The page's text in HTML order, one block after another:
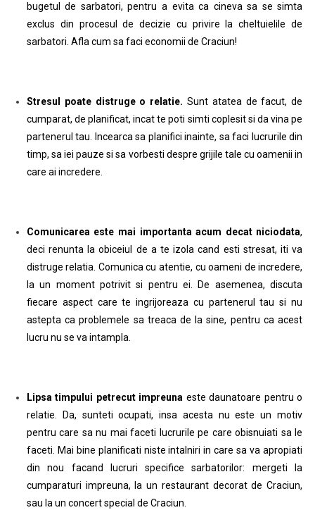
bugetul de sarbatori, pentru a evita ca cineva sa se simta
exclus din procesul de decizie cu privire la cheltuielile de
sarbatori. Afla cum sa faci economii de Craciun!
Stresul poate distruge o relatie. Sunt atatea de facut, de
cumparat, de planificat, incat te poti simti coplesit si da vina pe
partenerul tau. Incearca sa planifici inainte, sa faci lucrurile din
timp, sa iei pauze si sa vorbesti despre grijile tale cu oamenii in
care ai incredere.
Comunicarea este mai importanta acum decat niciodata,
deci renunta la obiceiul de a te izola cand esti stresat, iti va
distruge relatia. Comunica cu atentie, cu oameni de incredere,
la un moment potrivit si pentru ei. De asemenea, discuta
fiecare aspect care te ingrijoreaza cu partenerul tau si nu
astepta ca problemele sa treaca de la sine, pentru ca acest
lucru nu se va intampla.
Lipsa timpului petrecut impreuna este daunatoare pentru o
relatie. Da, sunteti ocupati, insa acesta nu este un motiv
pentru care sa nu mai faceti lucrurile pe care obisnuiati sa le
faceti. Mai bine planificati niste intalniri in care sa va apropiati
din nou facand lucruri specifice sarbatorilor: mergeti la
cumparaturi impreuna, la un restaurant decorat de Craciun,
sau la un concert special de Craciun.